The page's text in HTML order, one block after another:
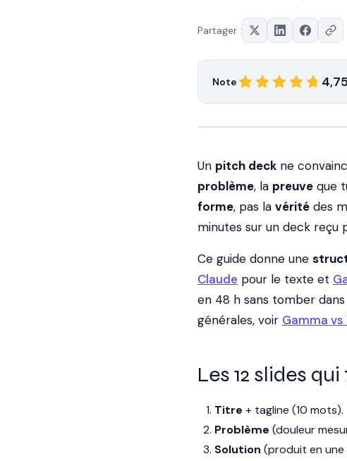
Partager :
Note
Un pitch deck ne
problème, la preuve que
forme, pas la vérité des
minutes sur un deck reçu
Ce guide donne une
Claude pour le texte et
en 48 h sans tomber
générales, voir Gamma
Les 12 slides
Titre + tagline (10 mots).
Problème (douleur
Solution (produit en une